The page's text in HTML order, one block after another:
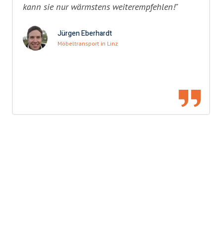
kann sie nur wärmstens weiterempfehlen!"
Jürgen Eberhardt
Möbeltransport in Linz